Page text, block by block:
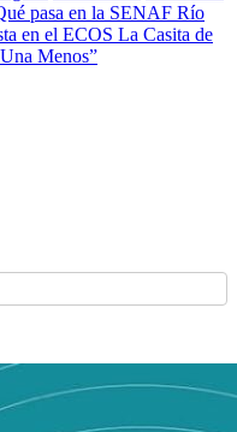
pasa en la SENAF Río
en el ECOS La Casita de
Menos”